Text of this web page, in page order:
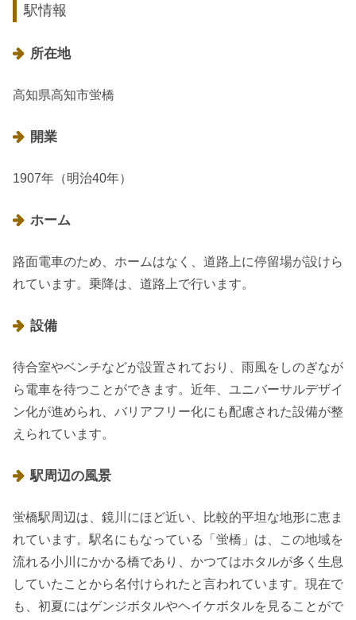
駅情報
所在地
高知県高知市蛍橋
開業
1907年（明治40年）
ホーム
路面電車のため、ホームはなく、道路上に停留場が設けら
れています。乗降は、道路上で行います。
設備
待合室やベンチなどが設置されており、雨風をしのぎなが
ら電車を待つことができます。近年、ユニバーサルデザイ
ン化が進められ、バリアフリー化にも配慮された設備が整
えられています。
駅周辺の風景
蛍橋駅周辺は、鏡川にほど近い、比較的平坦な地形に恵ま
れています。駅名にもなっている「蛍橋」は、この地域を
流れる小川にかかる橋であり、かつてはホタルが多く生息
していたことから名付けられたと言われています。現在で
も、初夏にはゲンジボタルやヘイケボタルを見ることがで